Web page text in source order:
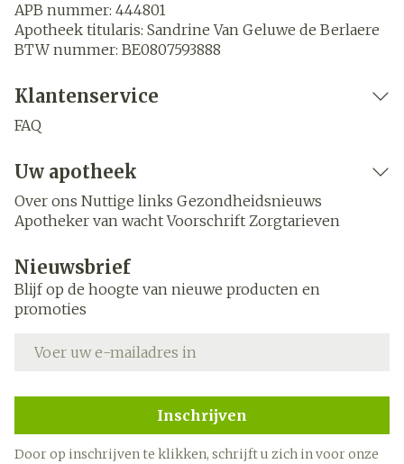
APB nummer: 444801
Apotheek titularis: Sandrine Van Geluwe de Berlaere
BTW nummer: BE0807593888
Klantenservice
FAQ
Uw apotheek
Over ons Nuttige links Gezondheidsnieuws
Apotheker van wacht Voorschrift Zorgtarieven
Nieuwsbrief
Blijf op de hoogte van nieuwe producten en
promoties
Inschrijven
Door op inschrijven te klikken, schrijft u zich in voor onze